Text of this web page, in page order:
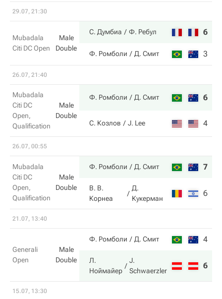
29.07, 21:30
Mubadala
Citi DC Open
Male
Double
С. Думбиа Ф. Ребул 6
Ф. Ромболи Д. Смит 3
26.07, 21:40
Mubadala
Citi DC
Open,
Qualification
Male
Double
Ф. Ромболи Д. Смит 6
С. Козлов J. Lee 4
26.07, 00:55
Mubadala
Citi DC
Open,
Qualification
Male
Double
Ф. Ромболи Д. Смит 7
В. В.
Корнеа
Д.
Кукерман
6
21.07, 13:40
Generali
Open
Male
Double
Ф. Ромболи Д. Смит 4
Л.
Ноймайер
J.
Schwaerzler
6
15.07, 13:30